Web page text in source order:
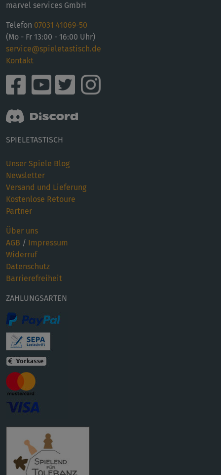
marvel services GmbH
Telefon 07031 41069-50
(Mo - Fr 13:00 - 16:00 Uhr)
service@spieletastisch.de
Kontakt
SPIELETASTISCH
Unser Spiele Blog
Newsletter
Versand und Lieferung
Kostenlose Retoure
Partner
Über uns
AGB / Impressum
Widerruf
Datenschutz
Barrierefreiheit
ZAHLUNGSARTEN